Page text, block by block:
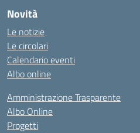
Novità
Le notizie
Le circolari
Calendario eventi
Albo online
Amministrazione Trasparente
Albo Online
Progetti